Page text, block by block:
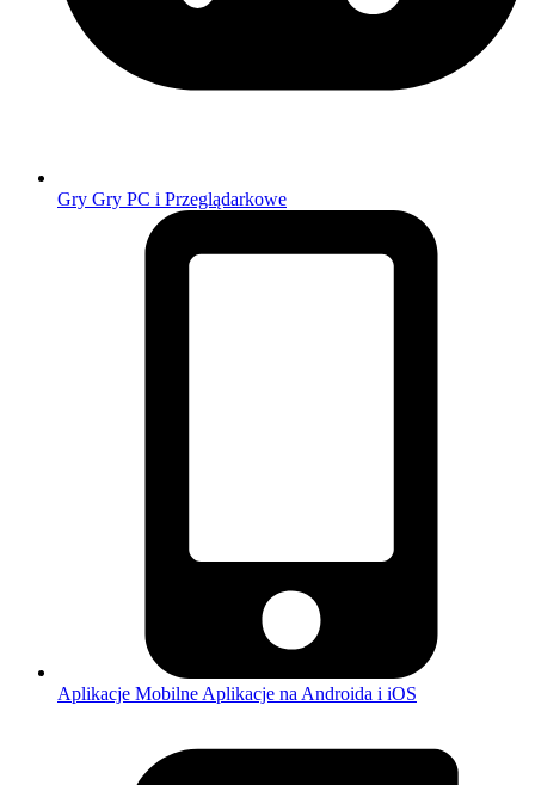
Gry Gry PC i Przeglądarkowe
Aplikacje Mobilne Aplikacje na Androida i iOS